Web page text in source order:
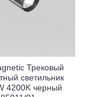
Трековый
светильник
4200K черный